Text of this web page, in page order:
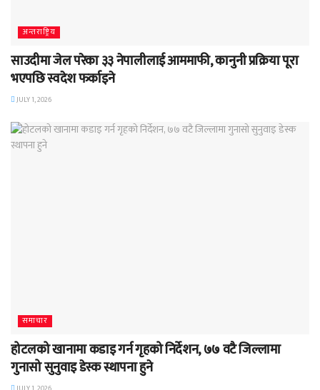
अन्तराष्ट्रिय
साउदीमा जेल परेका ३३ नेपालीलाई आममाफी, कानुनी प्रक्रिया पूरा
भएपछि स्वदेश फर्काइने
JULY 1, 2026
समाचार
होटलको खानामा कडाइ गर्न गृहको निर्देशन, ७७ वटै जिल्लामा
गुनासो सुनुवाइ डेस्क स्थापना हुने